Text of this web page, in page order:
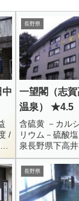
中
/
長野県
一望閣（志
温泉） ★4.5
含硫黄 －カル
リウム－硫酸
泉長野県下高
字平穏7148男
天風呂0269-
り： 内湯700
円...
長野県